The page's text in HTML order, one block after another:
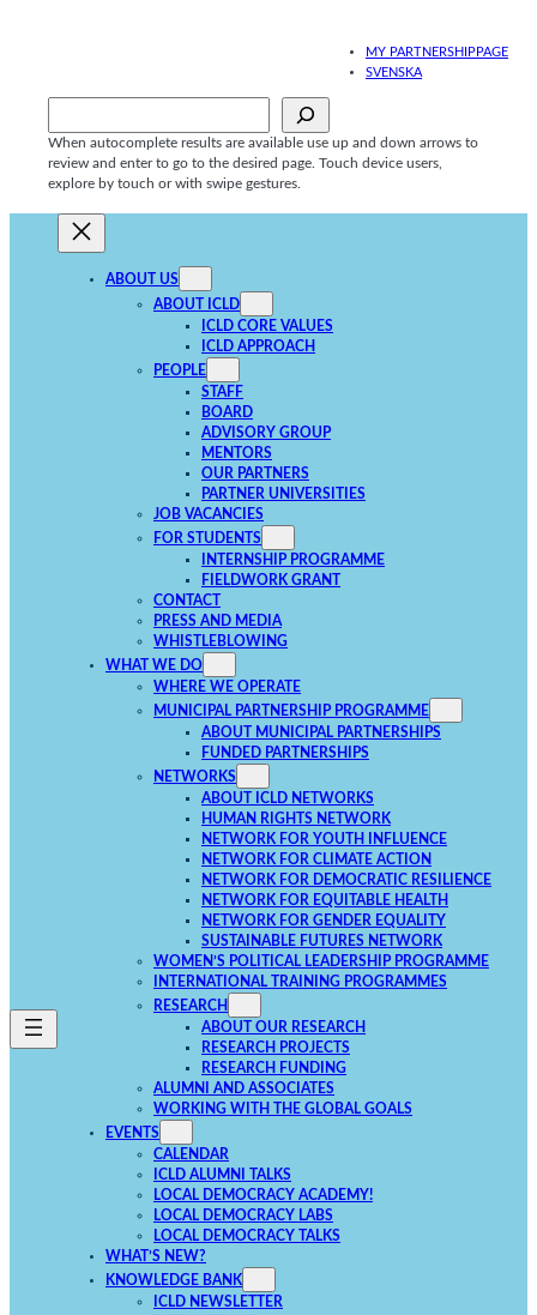
MY PARTNERSHIPPAGE
SVENSKA
When autocomplete results are available use up and down arrows to
review and enter to go to the desired page. Touch device users,
explore by touch or with swipe gestures.
ABOUT US
ABOUT ICLD
ICLD CORE VALUES
ICLD APPROACH
PEOPLE
STAFF
BOARD
ADVISORY GROUP
MENTORS
OUR PARTNERS
PARTNER UNIVERSITIES
JOB VACANCIES
FOR STUDENTS
INTERNSHIP PROGRAMME
FIELDWORK GRANT
CONTACT
PRESS AND MEDIA
WHISTLEBLOWING
WHAT WE DO
WHERE WE OPERATE
MUNICIPAL PARTNERSHIP PROGRAMME
ABOUT MUNICIPAL PARTNERSHIPS
FUNDED PARTNERSHIPS
NETWORKS
ABOUT ICLD NETWORKS
HUMAN RIGHTS NETWORK
NETWORK FOR YOUTH INFLUENCE
NETWORK FOR CLIMATE ACTION
NETWORK FOR DEMOCRATIC RESILIENCE
NETWORK FOR EQUITABLE HEALTH
NETWORK FOR GENDER EQUALITY
SUSTAINABLE FUTURES NETWORK
WOMEN’S POLITICAL LEADERSHIP PROGRAMME
INTERNATIONAL TRAINING PROGRAMMES
RESEARCH
ABOUT OUR RESEARCH
RESEARCH PROJECTS
RESEARCH FUNDING
ALUMNI AND ASSOCIATES
WORKING WITH THE GLOBAL GOALS
EVENTS
CALENDAR
ICLD ALUMNI TALKS
LOCAL DEMOCRACY ACADEMY!
LOCAL DEMOCRACY LABS
LOCAL DEMOCRACY TALKS
WHAT’S NEW?
KNOWLEDGE BANK
ICLD NEWSLETTER